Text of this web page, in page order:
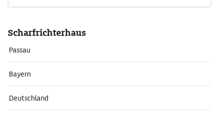
Scharfrichterhaus
Passau
Bayern
Deutschland